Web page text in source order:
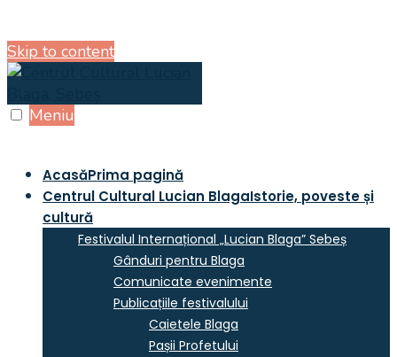
Skip to content
Meniu
AcasăPrima pagină
Centrul Cultural Lucian BlagaIstorie, poveste și
cultură
Festivalul Internațional „Lucian Blaga” Sebeș
Gânduri pentru Blaga
Comunicate evenimente
Publicațiile festivalului
Caietele Blaga
Pașii Profetului